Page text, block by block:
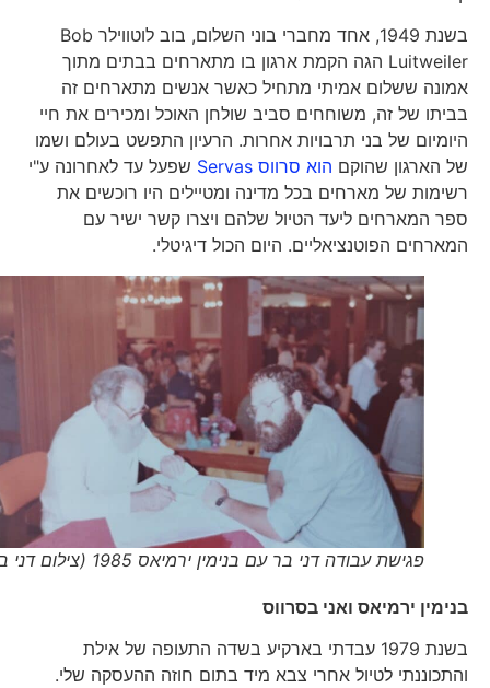
בשנת 1949, אחד מחברי בוני השלום, בוב לוטווילר Bob
Luitweiler הגה הקמת ארגון בו מתארחים בבתים מתוך
אמונה ששלום אמיתי מתחיל כאשר אנשים מתארחים זה
בביתו של זה, משוחחים סביב שולחן האוכל ומכירים את חיי
היומיום של בני תרבויות אחרות. הרעיון התפשט בעולם ושמו
של הארגון שהוקםהוא סרווס Servas
שפעל עד לאחרונה ע"י
רשימות של מארחים בכל מדינה ומטיילים היו רוכשים את
ספר המארחים ליעד הטיול שלהם ויצרו קשר ישיר עם
המארחים הפוטנציאליים. היום הכול דיגיטלי.
פגישת עבודה דני בר עם בנימין ירמיאס 1985 (צילום דני בר)
בנימין ירמיאס ואני בסרווס
בשנת 1979 עבדתי בארקיע בשדה התעופה של אילת
והתכוננתי לטיול אחרי צבא מיד בתום חוזה ההעסקה שלי.